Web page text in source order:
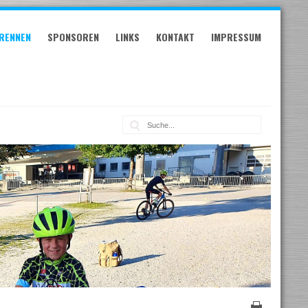
SPONSOREN LINKS KONTAKT IMPRESSUM
Suche: